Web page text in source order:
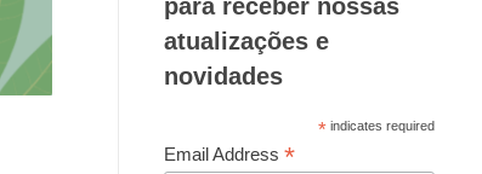
para receber nossas
atualizações e
novidades
*indicates required
Email Address*